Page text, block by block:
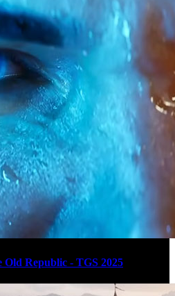
Old Republic - TGS 2025